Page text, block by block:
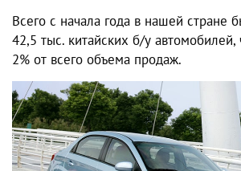
Всего с начала года в нашей стране
42,5 тыс. китайских б/у автомобилей,
2% от всего объема продаж.